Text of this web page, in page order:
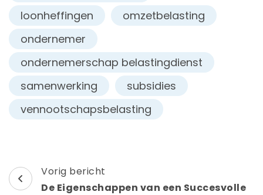
loonheffingen
omzetbelasting
ondernemer
ondernemerschap belastingdienst
samenwerking
subsidies
vennootschapsbelasting
Berichtnavigatie
Vorig bericht
De Eigenschappen van een Succesvolle